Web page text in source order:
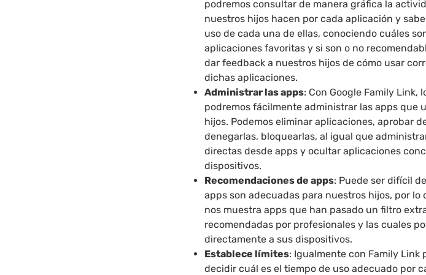
podremos consultar de manera gráfica la
nuestros hijos hacen por cada aplicación y
uso de cada una de ellas, conociendo cuáles
aplicaciones favoritas y si son o no
dar feedback a nuestros hijos de cómo usar
dichas aplicaciones.
Administrar las apps: Con Google Family Link,
podremos fácilmente administrar las apps que
hijos. Podemos eliminar aplicaciones, aprobar
denegarlas, bloquearlas, al igual que
directas desde apps y ocultar aplicaciones
dispositivos.
Recomendaciones de apps: Puede ser difícil
apps son adecuadas para nuestros hijos, por lo
nos muestra apps que han pasado un filtro
recomendadas por profesionales y las cuales
directamente a sus dispositivos.
Establece límites: Igualmente con Family Link
decidir cuál es el tiempo de uso adecuado por